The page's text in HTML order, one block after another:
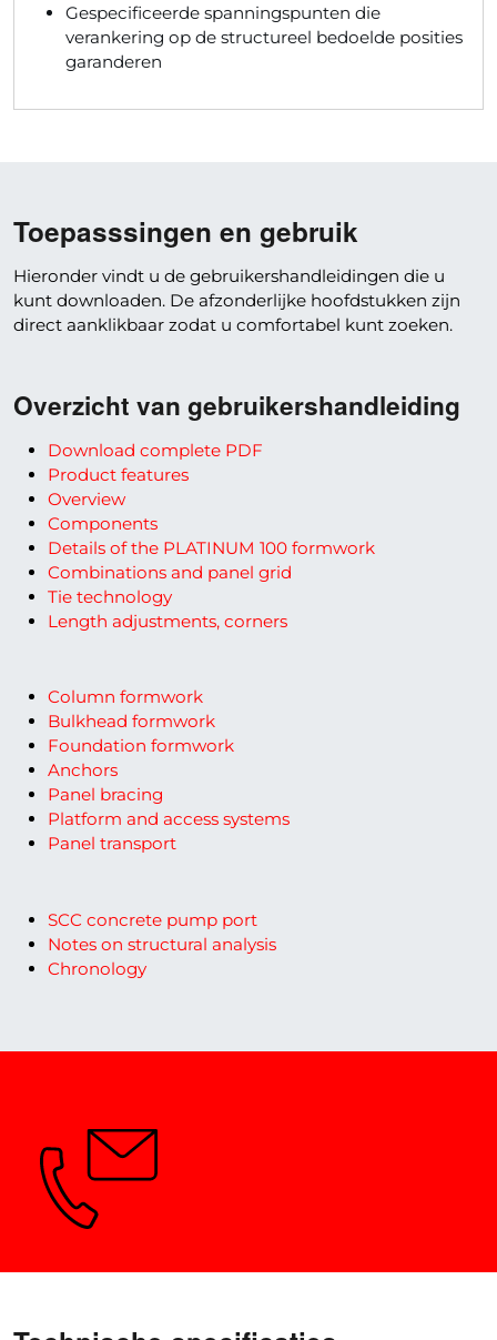
Gespecificeerde spanningspunten die
verankering op de structureel bedoelde posities
garanderen
Toepasssingen en gebruik
Hieronder vindt u de gebruikershandleidingen die u
kunt downloaden. De afzonderlijke hoofdstukken zijn
direct aanklikbaar zodat u comfortabel kunt zoeken.
Overzicht van gebruikershandleiding
Download complete PDF
Product features
Overview
Components
Details of the PLATINUM 100 formwork
Combinations and panel grid
Tie technology
Length adjustments, corners
Column formwork
Bulkhead formwork
Foundation formwork
Anchors
Panel bracing
Platform and access systems
Panel transport
SCC concrete pump port
Notes on structural analysis
Chronology